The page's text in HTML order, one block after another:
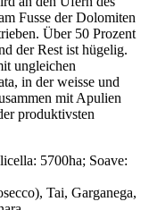
Fusse der Dolomiten
Über 50 Prozent
der Rest ist hügelig.
ungleichen
in der weisse und
mit Apulien
produktivsten
5700ha; Soave:
Tai, Garganega,